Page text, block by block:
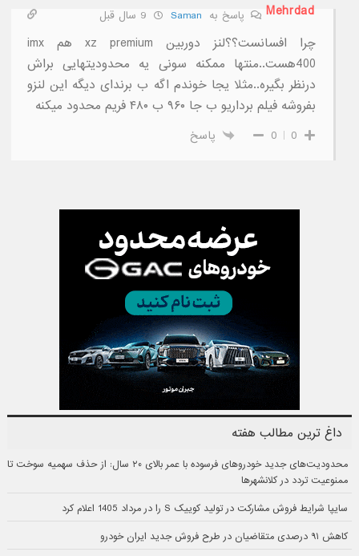
Mehrdad
پاسخ بهSaman
چرا افسانست؟؟لنز دوربین xz premium هم imx
400هست..منتها ممکنه سونی یه محدودیتهایی براش
درنظر بگیره..مثلا یجا خوندم اگه ب برندای دیگه این لنزو
بفروشه فیلم برداریو ب جا ۹۶۰ ب ۴۸۰ فریم محدود میکنه
0
0 پاسخ
داغ ترین مطالب هفته
محدودیت‌های جدید خودروهای فرسوده با عمر بالای ۲۰ سال: از حذف سهمیه سوخت تا
ممنوعیت تردد در کلانشهرها
سایپا شرایط فروش مشارکت در تولید کوییک S را در مرداد 1405 اعلام کرد
کاهش ۹۱ درصدی متقاضیان در طرح فروش جدید ایران خودرو